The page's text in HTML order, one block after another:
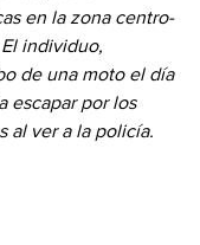
en la zona centro-
individuo,
de una moto el día
escapar por los
al ver a la policía.